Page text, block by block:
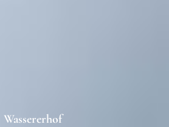
Wassererhof